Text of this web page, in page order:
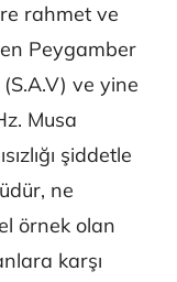
rahmet ve
Peygamber
ve yine
Musa
şiddetle
ne
örnek olan
karşı